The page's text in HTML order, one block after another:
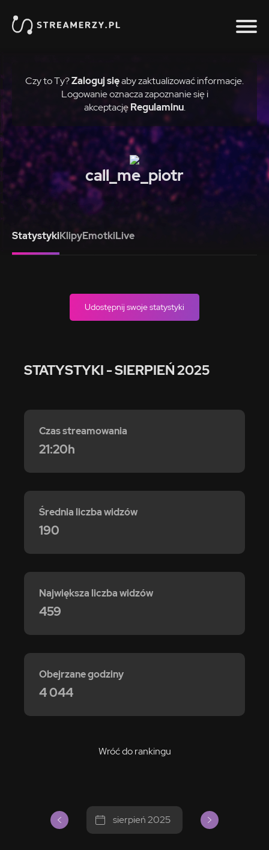
Czy to Ty?Zaloguj sięaby zaktualizować informacje.
Logowanie oznacza zapoznanie się i
akceptację Regulaminu.
call_me_piotr
StatystykiKlipyEmotkiLive
Udostępnij swoje statystyki
STATYSTYKI - SIERPIEŃ 2025
Wróć do rankingu
Czas streamowania
21:20h
Średnia liczba widzów
190
Największa liczba widzów
459
Obejrzane godziny
4 044
sierpień 2025